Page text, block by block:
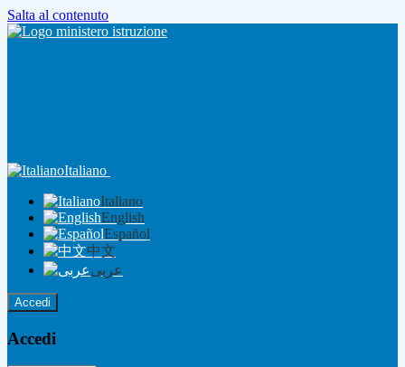
Salta al contenuto
Italiano
Italiano
English
Español
中文
عربى
Accedi
Accedi